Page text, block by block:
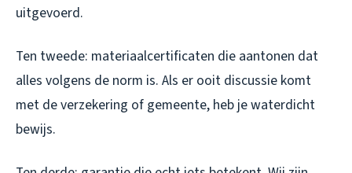
uitgevoerd.
Ten tweede: materiaalcertificaten die aantonen dat
alles volgens de norm is. Als er ooit discussie komt
met de verzekering of gemeente, heb je waterdicht
bewijs.